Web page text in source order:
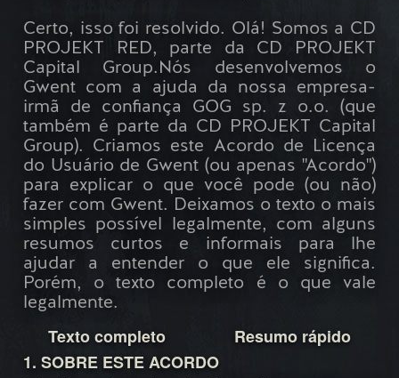
Certo, isso foi resolvido. Olá! Somos a CD
PROJEKT RED, parte da CD PROJEKT
Capital Group.Nós desenvolvemos o
Gwent com a ajuda da nossa empresa-
irmã de confiança GOG sp. z o.o. (que
também é parte da CD PROJEKT Capital
Group). Criamos este Acordo de Licença
do Usuário de Gwent (ou apenas "Acordo")
para explicar o que você pode (ou não)
fazer com Gwent. Deixamos o texto o mais
simples possível legalmente, com alguns
resumos curtos e informais para lhe
ajudar a entender o que ele significa.
Porém, o texto completo é o que vale
legalmente.
Texto completo
Resumo rápido
1. SOBRE ESTE ACORDO